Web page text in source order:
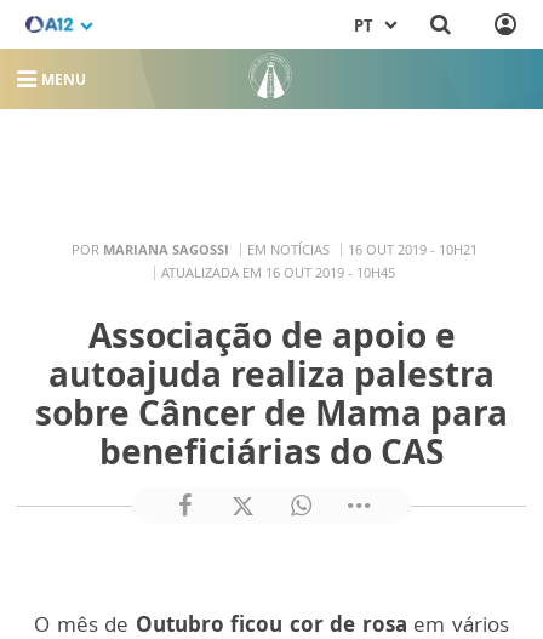
PT
MENU
POR MARIANA SAGOSSI EM NOTÍCIAS
16 OUT 2019 - 10H21
ATUALIZADA EM 16 OUT 2019 - 10H45
Associação de apoio e
autoajuda realiza palestra
sobre Câncer de Mama para
beneficiárias do CAS
O mês de Outubro ficou cor de rosa em vários